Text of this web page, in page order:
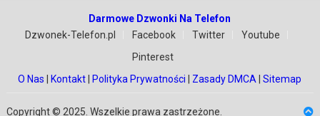
Darmowe Dzwonki Na Telefon
Dzwonek-Telefon.pl
Facebook Twitter
Youtube
Pinterest
O Nas
Kontakt Polityka Prywatności Zasady DMCA |Sitemap
Copyright © 2025. Wszelkie prawa zastrzeżone.